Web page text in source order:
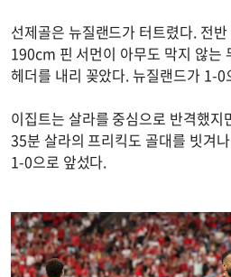
선제골은 뉴질랜드가 터트렸다. 전
190cm 핀 서먼이 아무도 막지 않는
헤더를 내리 꽂았다. 뉴질랜드가 1-0
이집트는 살라를 중심으로 반격했지
35분 살라의 프리킥도 골대를 빗겨
1-0으로 앞섰다.